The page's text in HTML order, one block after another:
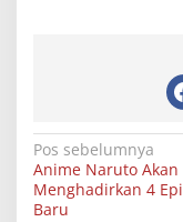
Navigasi
pos
Pos sebelumnya
Anime Naruto Akan
Menghadirkan 4
Baru